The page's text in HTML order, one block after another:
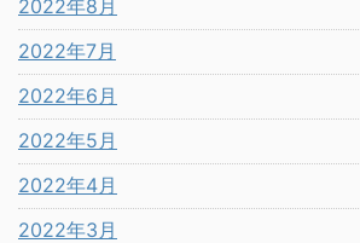
2022年8月
2022年7月
2022年6月
2022年5月
2022年4月
2022年3月